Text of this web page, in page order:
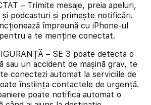
– Trimite mesaje, preia apeluri,
și podcasturi și primește notificări.
împreună cu iPhone-ul
a te menține conectat.
– SE 3 poate detecta o
sau un accident de mașină grav, te
conectezi automat la serviciile de
înștiința contactele de urgență.
poate notifica automat o